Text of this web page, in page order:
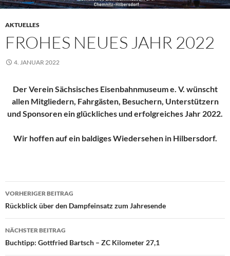
AKTUELLES
FROHES NEUES JAHR 2022
4. JANUAR 2022
Der Verein Sächsisches Eisenbahnmuseum e. V. wünscht
allen Mitgliedern, Fahrgästen, Besuchern, Unterstützern
und Sponsoren ein glückliches und erfolgreiches Jahr 2022.
Wir hoffen auf ein baldiges Wiedersehen in Hilbersdorf.
Beitragsnavigation
VORHERIGER BEITRAG
Rückblick über den Dampfeinsatz zum Jahresende
NÄCHSTER BEITRAG
Buchtipp: Gottfried Bartsch – ZC Kilometer 27,1